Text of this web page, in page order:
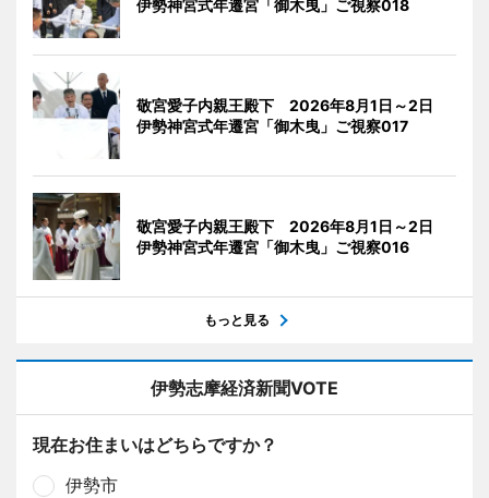
伊勢神宮式年遷宮「御木曳」ご視察018
敬宮愛子内親王殿下 2026年8月1日～2日
伊勢神宮式年遷宮「御木曳」ご視察017
敬宮愛子内親王殿下 2026年8月1日～2日
伊勢神宮式年遷宮「御木曳」ご視察016
もっと見る
伊勢志摩経済新聞VOTE
現在お住まいはどちらですか？
伊勢市